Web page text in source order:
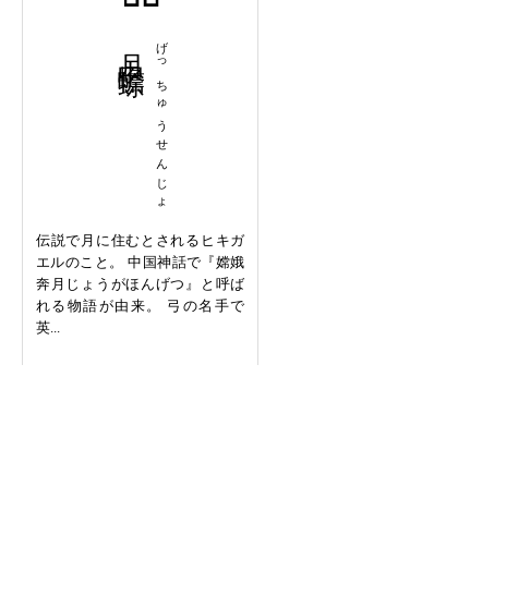
げっちゅうせんじょ
伝説で月に住むとされるヒキガ
エルのこと。 中国神話で『嫦娥
奔月じょうがほんげつ』と呼ば
れる物語が由来。 弓の名手で
英...